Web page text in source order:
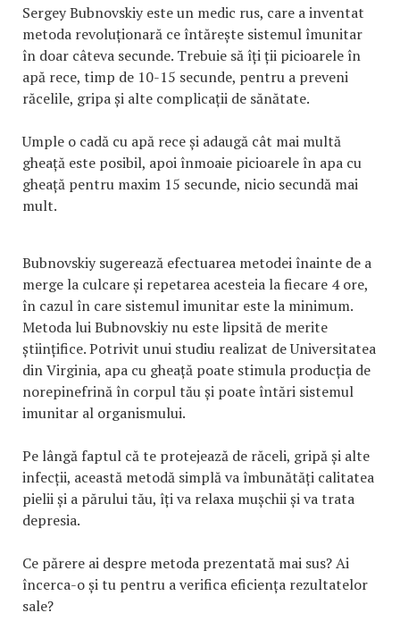
Sergey Bubnovskiy este un medic rus, care a inventat
metoda revoluționară ce întărește sistemul îmunitar
în doar câteva secunde. Trebuie să îți ții picioarele în
apă rece, timp de 10-15 secunde, pentru a preveni
răcelile, gripa și alte complicații de sănătate.
Umple o cadă cu apă rece și adaugă cât mai multă
gheață este posibil, apoi înmoaie picioarele în apa cu
gheață pentru maxim 15 secunde, nicio secundă mai
mult.
Bubnovskiy sugerează efectuarea metodei înainte de a
merge la culcare și repetarea acesteia la fiecare 4 ore,
în cazul în care sistemul imunitar este la minimum.
Metoda lui Bubnovskiy nu este lipsită de merite
științifice. Potrivit unui studiu realizat de Universitatea
din Virginia, apa cu gheață poate stimula producția de
norepinefrină în corpul tău și poate întări sistemul
imunitar al organismului.
Pe lângă faptul că te protejează de răceli, gripă și alte
infecții, această metodă simplă va îmbunătăți calitatea
pielii și a părului tău, îți va relaxa mușchii și va trata
depresia.
Ce părere ai despre metoda prezentată mai sus? Ai
încerca-o și tu pentru a verifica eficiența rezultatelor
sale?